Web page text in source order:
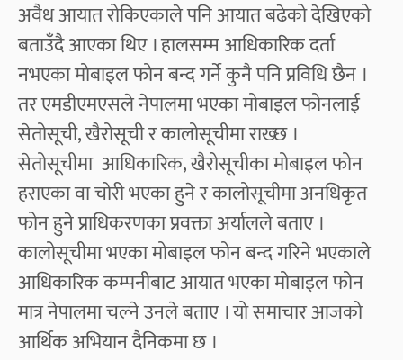
अवैध आयात रोकिएकाले पनि आयात बढेको देखिएको
बताउँदै आएका थिए । हालसम्म आधिकारिक दर्ता
नभएका मोबाइल फोन बन्द गर्ने कुनै पनि प्रविधि छैन ।
तर एमडीएमएसले नेपालमा भएका मोबाइल फोनलाई
सेतोसूची, खैरोसूची र कालोसूचीमा राख्छ ।
सेतोसूचीमा आधिकारिक, खैरोसूचीका मोबाइल फोन
हराएका वा चोरी भएका हुने र कालोसूचीमा अनधिकृत
फोन हुने प्राधिकरणका प्रवक्ता अर्यालले बताए ।
कालोसूचीमा भएका मोबाइल फोन बन्द गरिने भएकाले
आधिकारिक कम्पनीबाट आयात भएका मोबाइल फोन
मात्र नेपालमा चल्ने उनले बताए । यो समाचार आजको
आर्थिक अभियान दैनिकमा छ ।